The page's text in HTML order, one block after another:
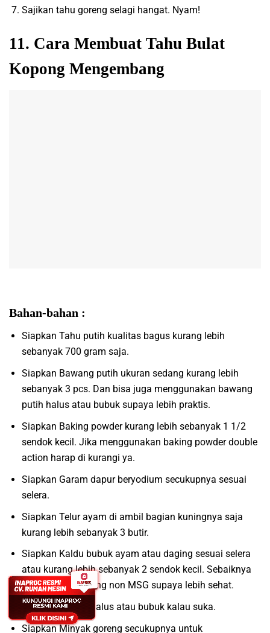
Sajikan tahu goreng selagi hangat. Nyam!
11. Cara Membuat Tahu Bulat
Kopong Mengembang
Bahan-bahan :
Siapkan Tahu putih kualitas bagus kurang lebih
sebanyak 700 gram saja.
Siapkan Bawang putih ukuran sedang kurang lebih
sebanyak 3 pcs. Dan bisa juga menggunakan bawang
putih halus atau bubuk supaya lebih praktis.
Siapkan Baking powder kurang lebih sebanyak 1 1/2
sendok kecil. Jika menggunakan baking powder double
action harap di kurangi ya.
Siapkan Garam dapur beryodium secukupnya sesuai
selera.
Siapkan Telur ayam di ambil bagian kuningnya saja
kurang lebih sebanyak 3 butir.
Siapkan Kaldu bubuk ayam atau daging sesuai selera
atau kurang lebih sebanyak 2 sendok kecil. Sebaiknya
menggunakan yang non MSG supaya lebih sehat.
Siapkan Merica halus atau bubuk kalau suka.
Siapkan Minyak goreng secukupnya untuk